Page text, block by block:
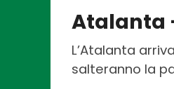
Atalanta
L’Atalanta
salteranno la